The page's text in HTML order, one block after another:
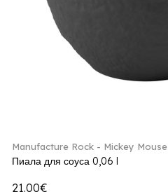
Manufacture Rock - Mickey Mouse
Пиала для соуса 0,06 l
21.00€